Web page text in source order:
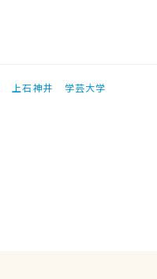
上石神井
学芸大学